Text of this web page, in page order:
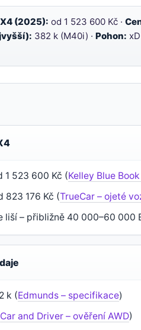
(2025): od 1 523 600 Kč ·
382 k (M40i) · Pohon:
1 523 600 Kč (Kelley Blue
823 176 Kč (TrueCar – ojeté
liší – přibližně 40 000–60 000
k (Edmunds – specifikace)
Car and Driver – ověření AWD)